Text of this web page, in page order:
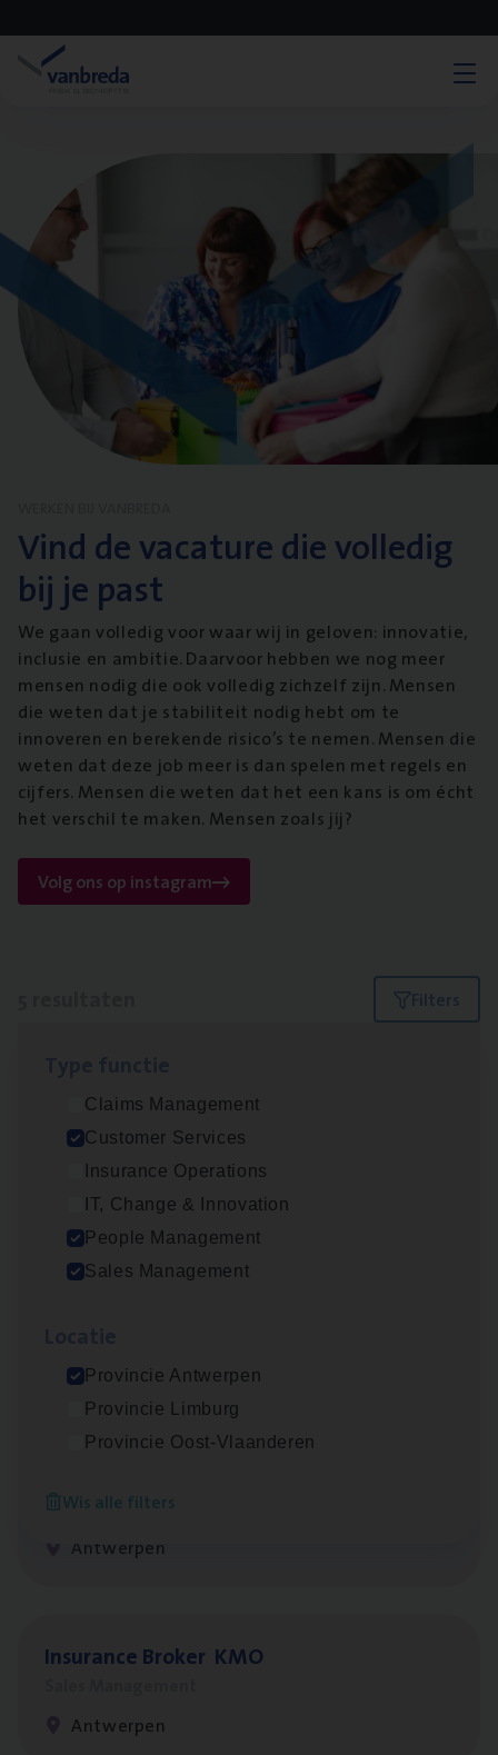
Vind de vacature die volledig
bij je past
We gaan volledig voor waar wij in geloven: innovatie,
inclusie en ambitie. Daarvoor hebben we nog meer
mensen nodig die ook volledig zichzelf zijn. Mensen
die weten dat je stabiliteit nodig hebt om te
innoveren en berekende risico’s te nemen. Mensen die
weten dat deze job meer is dan spelen met regels en
cijfers. Mensen die weten dat het een kans is om écht
het verschil te maken. Mensen zoals jij?
Volg ons op instagram
Filters
Claims Management
Customer Services
Insurance Operations
IT, Change & Innovation
People Management
Sales Management
Provincie Antwerpen
Provincie Limburg
Provincie Oost-Vlaanderen
Wis alle filters
Busi­ness Mana­ger Mari­ne Cargo
People Management, Sales Management
Antwerpen
Cor­po­ra­te Insu­ran­ce Bro­ker Property
Cus­to­mer Care Expert
Customer Services
Antwerpen
Insu­ran­ce Bro­ker KMO
Antwerpen